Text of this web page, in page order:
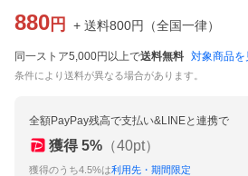
880 円 + 送料800円 （全国一律）
同一ストア5,000円以上で送料無料 対象商品を
条件により送料が異なる場合があります。
全額PayPay残高で支払い&LINEと連携で
獲得 5% （40pt）
獲得のうち4.5%は利用先・期間限定